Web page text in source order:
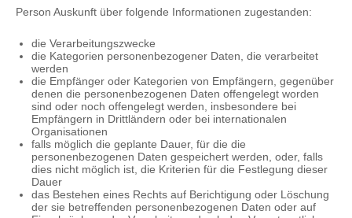
Person Auskunft über folgende Informationen zugestanden:
die Verarbeitungszwecke
die Kategorien personenbezogener Daten, die verarbeitet
werden
die Empfänger oder Kategorien von Empfängern, gegenüber
denen die personenbezogenen Daten offengelegt worden
sind oder noch offengelegt werden, insbesondere bei
Empfängern in Drittländern oder bei internationalen
Organisationen
falls möglich die geplante Dauer, für die die
personenbezogenen Daten gespeichert werden, oder, falls
dies nicht möglich ist, die Kriterien für die Festlegung dieser
Dauer
das Bestehen eines Rechts auf Berichtigung oder Löschung
der sie betreffenden personenbezogenen Daten oder auf